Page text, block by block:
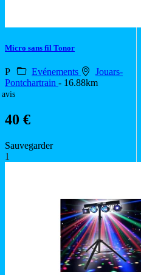
Micro sans fil Tonor
P Evénements
Jouars-
Pontchartrain - 16.88km
avis
40 €
Sauvegarder
1